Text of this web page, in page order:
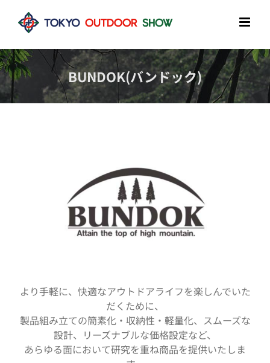
content
BUNDOK(バンドック)
より手軽に、快適なアウトドアライフを楽しんでいた
だくために、
製品組み立ての簡素化・収納性・軽量化、スムーズな
設計、リーズナブルな価格設定など、
あらゆる面において研究を重ね商品を提供いたしま